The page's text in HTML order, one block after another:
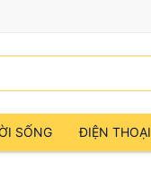
SỐNG ĐIỆN THOẠI